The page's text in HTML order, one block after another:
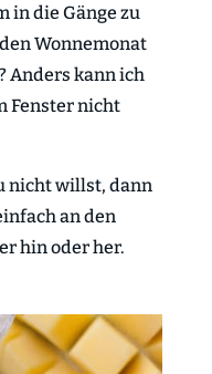
in die Gänge zu
Wonnemonat
Anders kann ich
Fenster nicht
nicht willst, dann
an den
hin oder her.